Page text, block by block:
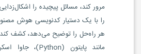
مرور کند، مسائل پیچیده را
را با یک دستیار کدنویسی هوش
هر راه‌حل را توضیح می‌دهد، کشف کند.